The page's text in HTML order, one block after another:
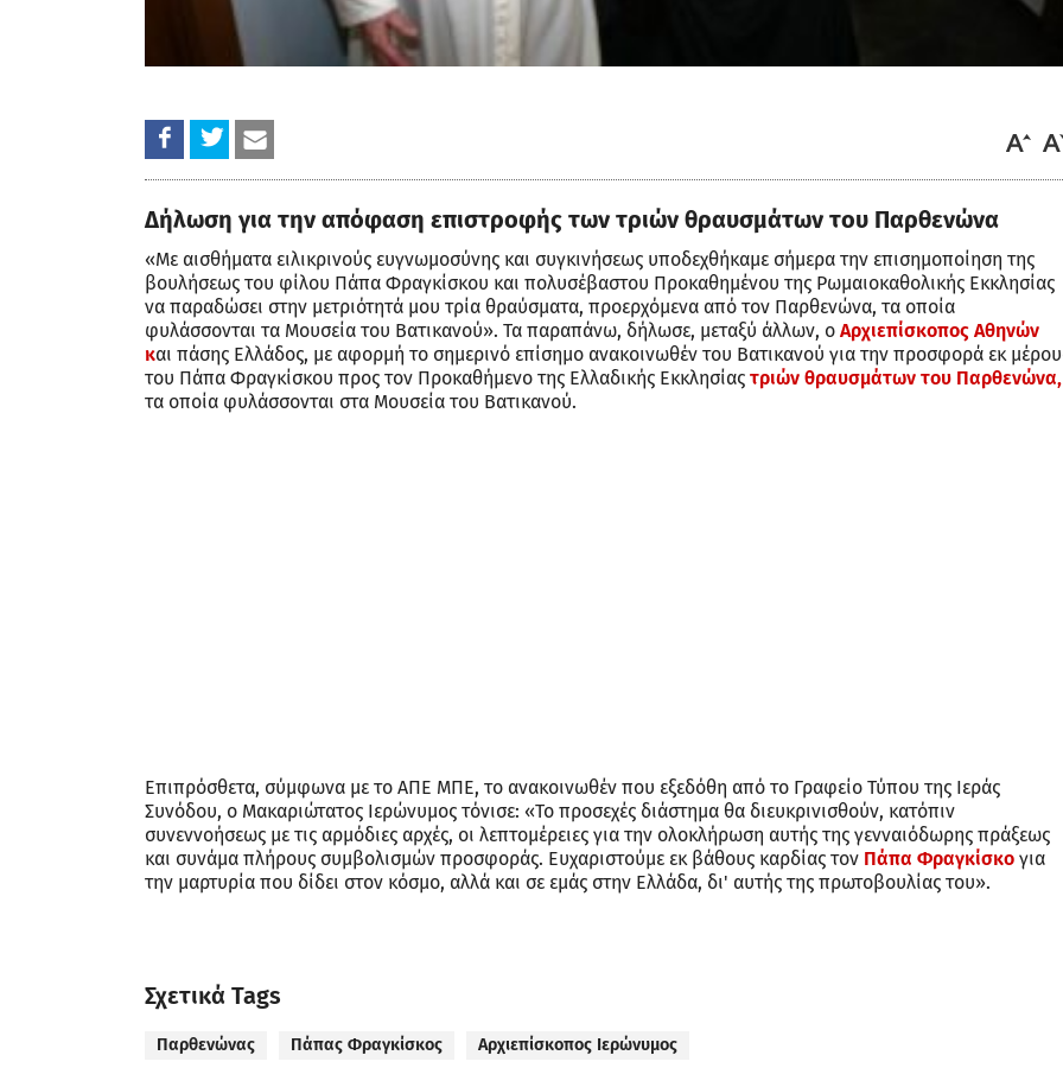
Δήλωση για την απόφαση επιστροφής των τριών θραυσμάτων του Παρθενώνα
«Με αισθήματα ειλικρινούς ευγνωμοσύνης και συγκινήσεως υποδεχθήκαμε σήμερα την επισημοποίηση της
βουλήσεως του φίλου Πάπα Φραγκίσκου και πολυσέβαστου Προκαθημένου της Ρωμαιοκαθολικής Εκκλησίας
να παραδώσει στην μετριότητά μου τρία θραύσματα, προερχόμενα από τον Παρθενώνα, τα οποία
φυλάσσονται τα Μουσεία του Βατικανού». Τα παραπάνω, δήλωσε, μεταξύ άλλων, ο Αρχιεπίσκοπος Αθηνών
και πάσης Ελλάδος, με αφορμή το σημερινό επίσημο ανακοινωθέν του Βατικανού για την προσφορά εκ
του Πάπα Φραγκίσκου προς τον Προκαθήμενο της Ελλαδικής Εκκλησίας τριών θραυσμάτων του Παρθενώνα,
τα οποία φυλάσσονται στα Μουσεία του Βατικανού.
Επιπρόσθετα, σύμφωνα με το ΑΠΕ ΜΠΕ, το ανακοινωθέν που εξεδόθη από το Γραφείο Τύπου της Ιεράς
Συνόδου, ο Μακαριώτατος Ιερώνυμος τόνισε: «Το προσεχές διάστημα θα διευκρινισθούν, κατόπιν
συνεννοήσεως με τις αρμόδιες αρχές, οι λεπτομέρειες για την ολοκλήρωση αυτής της γενναιόδωρης πράξεως
και συνάμα πλήρους συμβολισμών προσφοράς. Ευχαριστούμε εκ βάθους καρδίας τον Πάπα Φραγκίσκο για
την μαρτυρία που δίδει στον κόσμο, αλλά και σε εμάς στην Ελλάδα, δι' αυτής της πρωτοβουλίας του».
Σχετικά Tags
Παρθενώνας Πάπας Φραγκίσκος Αρχιεπίσκοπος Ιερώνυμος